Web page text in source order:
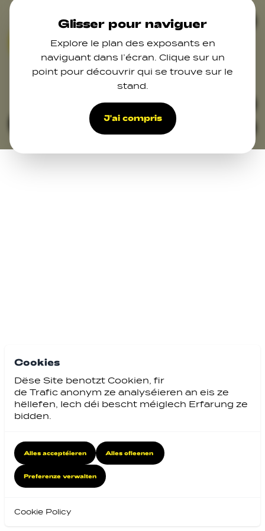
Skip to main content
Cookies
Dëse Site benotzt Cookien, fir
de Trafic anonym ze analyséieren an eis ze
hëllefen, Iech déi bescht méiglech Erfarung ze
bidden.
Alles acceptéieren Alles ofleenen
Preferenze verwalten
Cookie Policy
Glisser pour naviguer
Explore le plan des exposants en
naviguant dans l’écran. Clique sur un
point pour découvrir qui se trouve sur le
stand.
J'ai compris
09
03
11
07
48
02
01
34